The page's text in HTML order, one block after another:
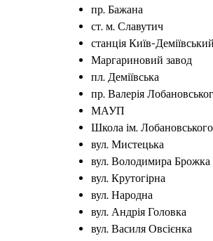
пр. Бажана
ст. м. Славутич
станція Київ-Деміївський
Маргариновий завод
пл. Деміївська
пр. Валерія
МАУП
Школа ім. Лобановського
вул. Мистецька
вул. Володимира Брожка
вул. Крутогірна
вул. Народна
вул. Андрія Головка
вул. Василя Овсієнка